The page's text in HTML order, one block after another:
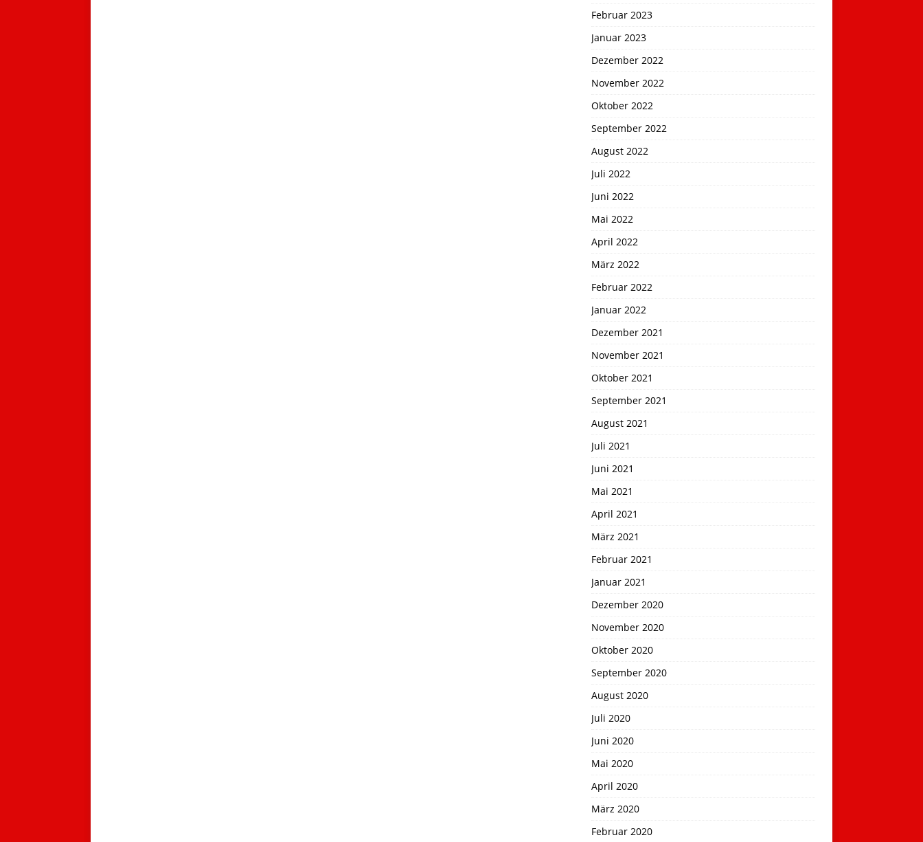
Februar 2023
Januar 2023
Dezember 2022
November 2022
Oktober 2022
September 2022
August 2022
Juli 2022
Juni 2022
Mai 2022
April 2022
März 2022
Februar 2022
Januar 2022
Dezember 2021
November 2021
Oktober 2021
September 2021
August 2021
Juli 2021
Juni 2021
Mai 2021
April 2021
März 2021
Februar 2021
Januar 2021
Dezember 2020
November 2020
Oktober 2020
September 2020
August 2020
Juli 2020
Juni 2020
Mai 2020
April 2020
März 2020
Februar 2020